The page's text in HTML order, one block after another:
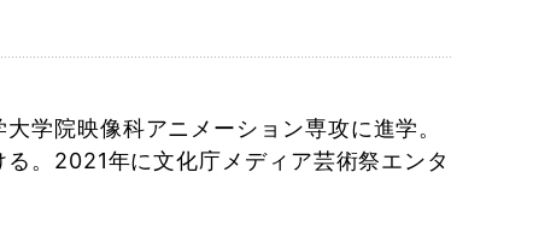
学院映像科アニメーション専攻に進学。
。2021年に文化庁メディア芸術祭エンタ